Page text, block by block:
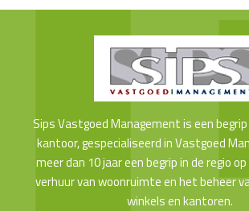
Sips Vastgoed Management is een begrip
kantoor, gespecialiseerd in Vastgoed
meer dan 10 jaar een begrip in de regio
verhuur van woonruimte en het beheer
winkels en kantoren.